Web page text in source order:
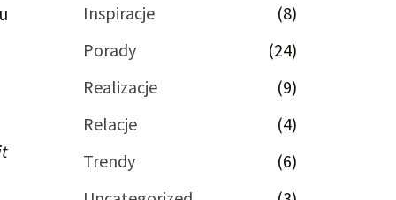
Inspiracje
(8)
Porady
(24)
Realizacje
(9)
Relacje
(4)
Trendy
(6)